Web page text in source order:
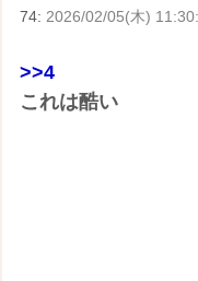
74: 2026/02/05(木)
>>4
これは酷い